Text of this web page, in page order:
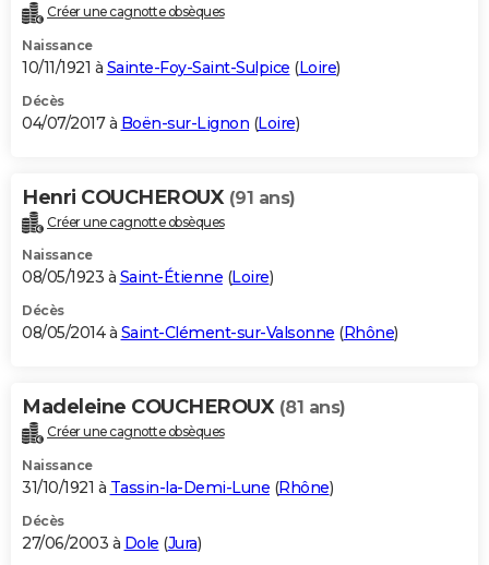
Créer une cagnotte obsèques
Naissance
10/11/1921 à Sainte-Foy-Saint-Sulpice (Loire)
Décès
04/07/2017 à Boën-sur-Lignon (Loire)
Henri COUCHEROUX (91 ans)
Créer une cagnotte obsèques
Naissance
08/05/1923 à Saint-Étienne (Loire)
Décès
08/05/2014 à Saint-Clément-sur-Valsonne (Rhône)
Madeleine COUCHEROUX (81 ans)
Créer une cagnotte obsèques
Naissance
31/10/1921 à Tassin-la-Demi-Lune (Rhône)
Décès
27/06/2003 à Dole (Jura)